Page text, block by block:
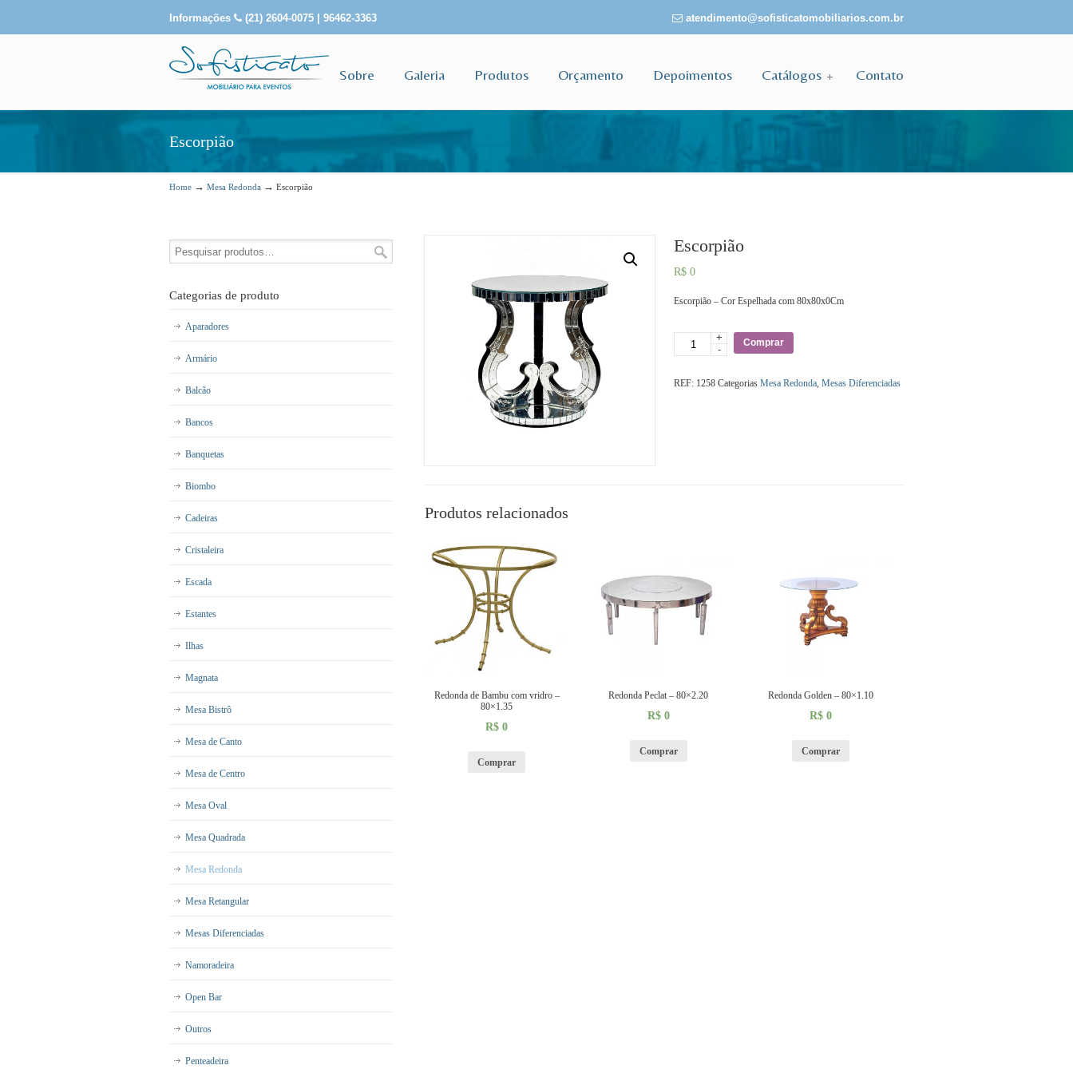
Informações (21) 2604-0075 | 96462-3363 atendimento@sofisticatomobiliarios.com.br
Sobre Galeria Produtos Orçamento Depoimentos Catálogos Contato
Escorpião
Home → Mesa Redonda → Escorpião
Escorpião
R$ 0
Escorpião – Cor Espelhada com 80x80x0Cm
Quantidade+
-
Comprar
REF: 1258 Categorias Mesa Redonda, Mesas Diferenciadas
Produtos relacionados
Redonda de Bambu com vridro –
80×1.35
R$ 0
Comprar
Redonda Peclat – 80×2.20
R$0
Comprar
Redonda Golden – 80×1.10
R$0
Comprar
Categorias de produto
Aparadores
Armário
Balcão
Bancos
Banquetas
Biombo
Cadeiras
Cristaleira
Escada
Estantes
Ilhas
Magnata
Mesa Bistrô
Mesa de Canto
Mesa de Centro
Mesa Oval
Mesa Quadrada
Mesa Redonda
Mesa Retangular
Mesas Diferenciadas
Namoradeira
Open Bar
Outros
Penteadeira